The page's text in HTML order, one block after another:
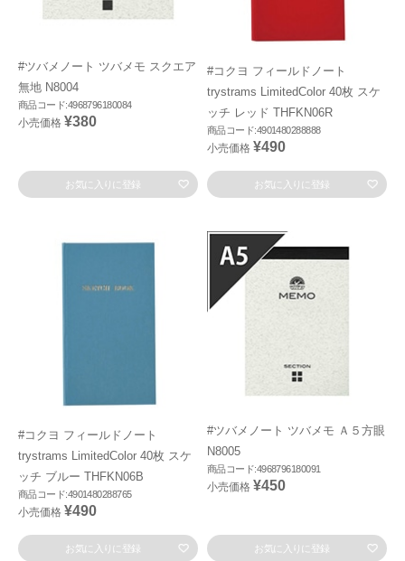
#ツバメノート ツバメモ スクエア
無地 N8004
商品コード:4968796180084
小売価格 ¥380
お気に入りに登録
#コクヨ フィールドノート
trystrams LimitedColor 40枚 スケ
ッチ レッド THFKN06R
商品コード:4901480288888
小売価格 ¥490
お気に入りに登録
#コクヨ フィールドノート
trystrams LimitedColor 40枚 スケ
ッチ ブルー THFKN06B
商品コード:4901480288765
小売価格 ¥490
お気に入りに登録
#ツバメノート ツバメモ Ａ５方眼
N8005
商品コード:4968796180091
小売価格 ¥450
お気に入りに登録